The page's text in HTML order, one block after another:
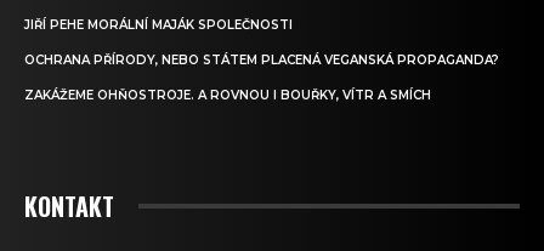
JIŘÍ PEHE MORÁLNÍ MAJÁK SPOLEČNOSTI
OCHRANA PŘÍRODY, NEBO STÁTEM PLACENÁ VEGANSKÁ PROPAGANDA?
ZAKÁŽEME OHŇOSTROJE. A ROVNOU I BOUŘKY, VÍTR A SMÍCH
KONTAKT